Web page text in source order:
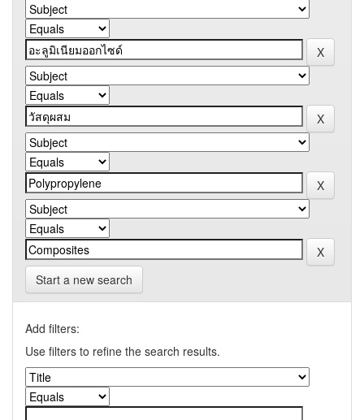
Start a new search
Add filters:
Use filters to refine the search results.